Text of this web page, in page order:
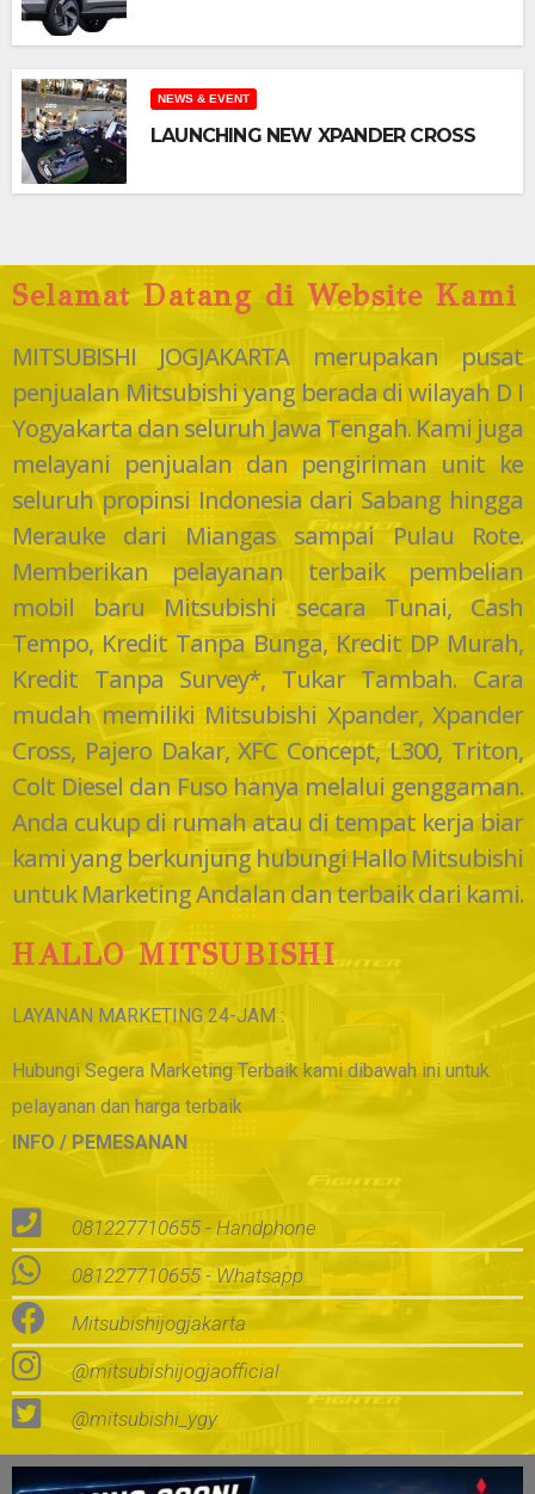
NEWS & EVENT
LAUNCHING NEW XPANDER CROSS
Selamat Datang di Website Kami
MITSUBISHI JOGJAKARTA merupakan pusat
penjualan Mitsubishi yang berada di wilayah D I
Yogyakarta dan seluruh Jawa Tengah. Kami juga
melayani penjualan dan pengiriman unit ke
seluruh propinsi Indonesia dari Sabang hingga
Merauke dari Miangas sampai Pulau Rote.
Memberikan pelayanan terbaik pembelian
mobil baru Mitsubishi secara Tunai, Cash
Tempo, Kredit Tanpa Bunga, Kredit DP Murah,
Kredit Tanpa Survey*, Tukar Tambah. Cara
mudah memiliki Mitsubishi Xpander, Xpander
Cross, Pajero Dakar, XFC Concept, L300, Triton,
Colt Diesel dan Fuso hanya melalui genggaman.
Anda cukup di rumah atau di tempat kerja biar
kami yang berkunjung hubungi Hallo Mitsubishi
untuk Marketing Andalan dan terbaik dari kami.
HALLO MITSUBISHI
LAYANAN MARKETING 24-JAM :
Hubungi Segera Marketing Terbaik kami dibawah ini untuk
pelayanan dan harga terbaik
INFO / PEMESANAN
081227710655 - Handphone
081227710655 - Whatsapp
Mitsubishijogjakarta
@mitsubishijogjaofficial
@mitsubishi_ygy